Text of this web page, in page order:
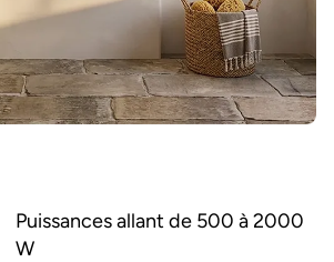
Puissances allant de 500 à 2000
W